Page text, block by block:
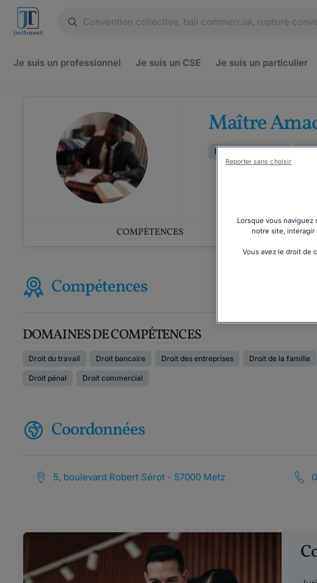
Je suis un professionnel Je suis un CSE Je suis un particulier
Maître
Droit de l'immobilier
COMPÉTENCES
Compétences
DOMAINES DE COMPÉTENCES
Droit du travail Droit bancaire Droit des entreprises Droit de la famille
Droit pénal Droit commercial
Coordonnées
5, boulevard Robert Sérot - 57000 Metz
Lorsque vous
notre site, interagir
Vous avez le droit de
Reporter sans choisir